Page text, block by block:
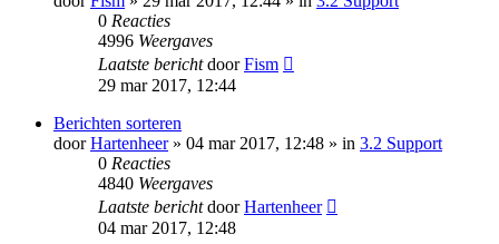
0 Reacties
4996 Weergaves
Laatste berichtdoorFism
29 mar 2017, 12:44
Berichten sorteren
doorHartenheer» 04 mar 2017, 12:48 » in 3.2 Support
0 Reacties
4840 Weergaves
Laatste berichtdoorHartenheer
04 mar 2017, 12:48